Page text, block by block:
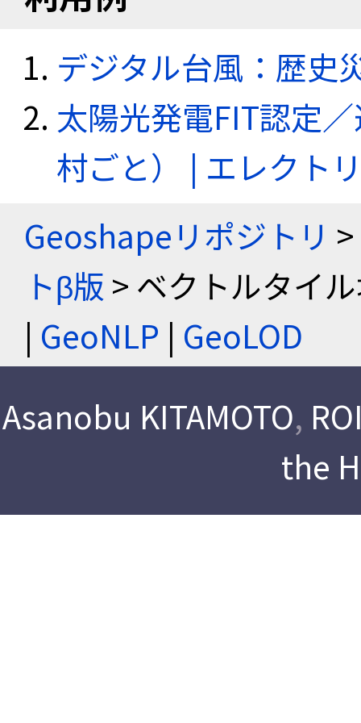
デジタル台風：歴史
太陽光発電FIT認定
村ごと） | エレクト
Geoshapeリポジトリ >
トβ版 > ベクトルタイ
| GeoNLP | GeoLOD
Asanobu KITAMOTO,
the